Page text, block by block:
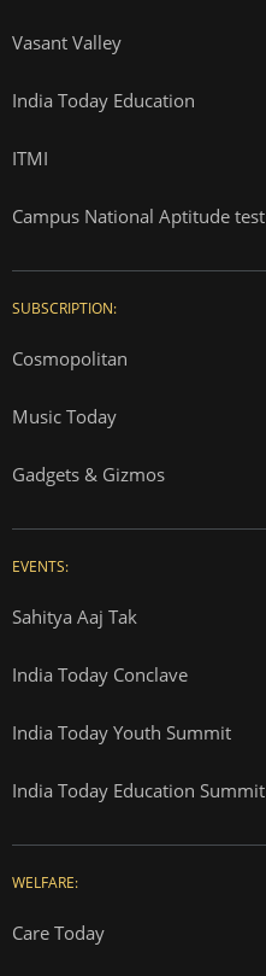
Vasant Valley
India Today Education
ITMI
Campus National Aptitude test
SUBSCRIPTION:
Cosmopolitan
Music Today
Gadgets & Gizmos
EVENTS:
Sahitya Aaj Tak
India Today Conclave
India Today Youth Summit
India Today Education Summit
WELFARE:
Care Today